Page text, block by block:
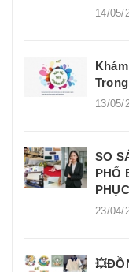
14/05/
13/05/
SO
PHỔ
23/04/